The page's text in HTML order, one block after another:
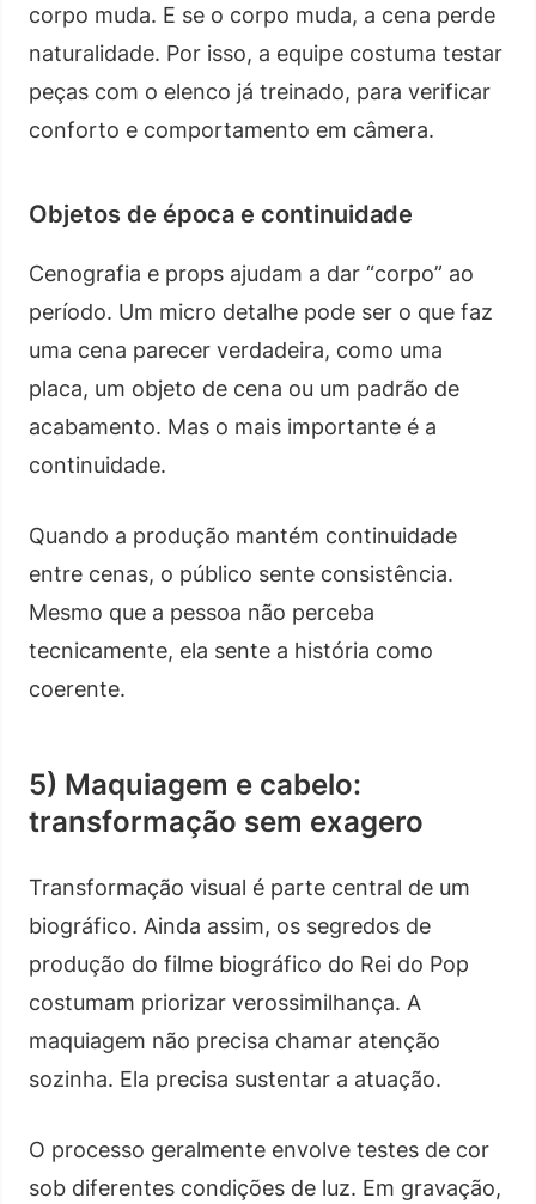
corpo muda. E se o corpo muda, a cena perde
naturalidade. Por isso, a equipe costuma testar
peças com o elenco já treinado, para verificar
conforto e comportamento em câmera.
Objetos de época e continuidade
Cenografia e props ajudam a dar “corpo” ao
período. Um micro detalhe pode ser o que faz
uma cena parecer verdadeira, como uma
placa, um objeto de cena ou um padrão de
acabamento. Mas o mais importante é a
continuidade.
Quando a produção mantém continuidade
entre cenas, o público sente consistência.
Mesmo que a pessoa não perceba
tecnicamente, ela sente a história como
coerente.
5) Maquiagem e cabelo:
transformação sem exagero
Transformação visual é parte central de um
biográfico. Ainda assim, os segredos de
produção do filme biográfico do Rei do Pop
costumam priorizar verossimilhança. A
maquiagem não precisa chamar atenção
sozinha. Ela precisa sustentar a atuação.
O processo geralmente envolve testes de cor
sob diferentes condições de luz. Em gravação,